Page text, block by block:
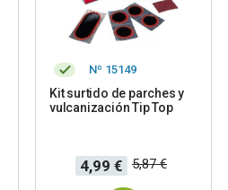
Nº 15149
Kit surtido de parches y
vulcanización Tip Top
Precio
4,99 €
Precio
base
5,87 €